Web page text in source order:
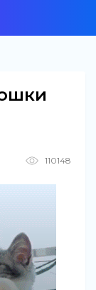
110148